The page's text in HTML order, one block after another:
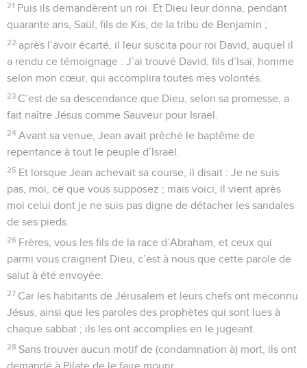
21 Puis ils demandèrent un roi. Et Dieu leur donna, pendant
quarante ans, Saül, fils de Kis, de la tribu de Benjamin ;
22 après l’avoir écarté, il leur suscita pour roi David, auquel il
a rendu ce témoignage : J’ai trouvé David, fils d’Isaï, homme
selon mon cœur, qui accomplira toutes mes volontés.
23 C’est de sa descendance que Dieu, selon sa promesse, a
fait naître Jésus comme Sauveur pour Israël.
24 Avant sa venue, Jean avait prêché le baptême de
repentance à tout le peuple d’Israël.
25 Et lorsque Jean achevait sa course, il disait : Je ne suis
pas, moi, ce que vous supposez ; mais voici, il vient après
moi celui dont je ne suis pas digne de détacher les sandales
de ses pieds.
26 Frères, vous les fils de la race d’Abraham, et ceux qui
parmi vous craignent Dieu, c’est à nous que cette parole de
salut à été envoyée.
27 Car les habitants de Jérusalem et leurs chefs ont méconnu
Jésus, ainsi que les paroles des prophètes qui sont lues à
chaque sabbat ; ils les ont accomplies en le jugeant.
28 Sans trouver aucun motif de (condamnation à) mort, ils ont
demandé à Pilate de le faire mourir.